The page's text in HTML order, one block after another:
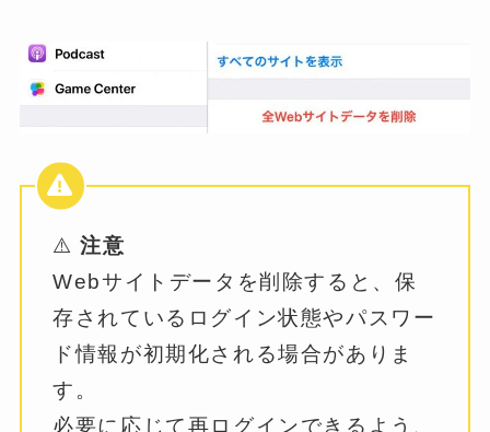
⚠️注意
Webサイトデータを削除すると、保
存されているログイン状態やパスワー
ド情報が初期化される場合がありま
す。
必要に応じて再ログインできるよう、